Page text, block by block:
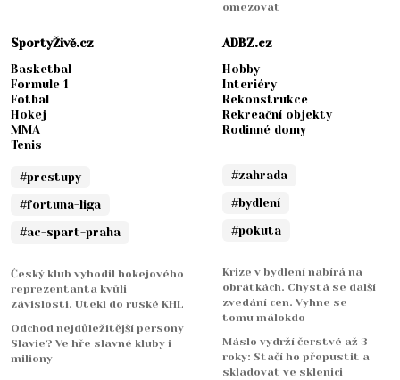
omezovat
SportyŽivě.cz
Basketbal
Formule 1
Fotbal
Hokej
MMA
Tenis
#prestupy
#fortuna-liga
#ac-spart-praha
Český klub vyhodil hokejového
reprezentanta kvůli
závislosti. Utekl do ruské KHL
Odchod nejdůležitější persony
Slavie? Ve hře slavné kluby i
miliony
ADBZ.cz
Hobby
Interiéry
Rekonstrukce
Rekreační objekty
Rodinné domy
#zahrada
#bydlení
#pokuta
Krize v bydlení nabírá na
obrátkách. Chystá se další
zvedání cen. Vyhne se
tomu málokdo
Máslo vydrží čerstvé až 3
roky: Stačí ho přepustit a
skladovat ve sklenici